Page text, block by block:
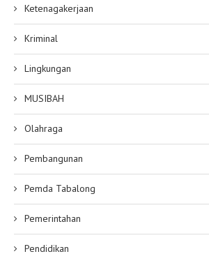
Ketenagakerjaan
Kriminal
Lingkungan
MUSIBAH
Olahraga
Pembangunan
Pemda Tabalong
Pemerintahan
Pendidikan